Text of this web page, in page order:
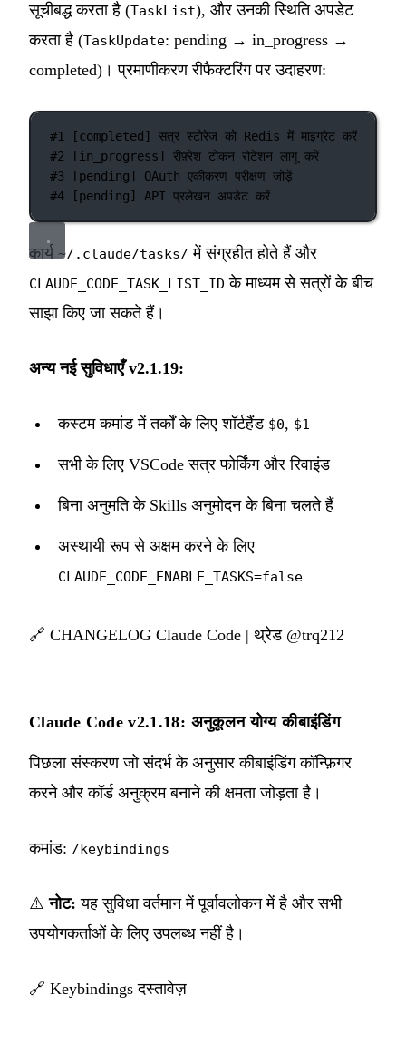
सूचीबद्ध करता है (TaskList), और उनकी स्थिति अपडेट
करता है (TaskUpdate: pending → in_progress →
completed)। प्रमाणीकरण रीफैक्टरिंग पर उदाहरण:
#1 [completed] सत्र स्टोरेज को Redis में माइग्रेट करें
#2 [in_progress] रीफ़्रेश टोकन रोटेशन लागू करें
#3 [pending] OAuth एकीकरण परीक्षण जोड़ें
#4 [pending] API प्रलेखन अपडेट करें
कार्य ~/.claude/tasks/ में संग्रहीत होते हैं और
CLAUDE_CODE_TASK_LIST_ID के माध्यम से सत्रों के बीच
साझा किए जा सकते हैं।
अन्य नई सुविधाएँ v2.1.19:
कस्टम कमांड में तर्कों के लिए शॉर्टहैंड $0, $1
सभी के लिए VSCode सत्र फोर्किंग और रिवाइंड
बिना अनुमति के Skills अनुमोदन के बिना चलते हैं
अस्थायी रूप से अक्षम करने के लिए
CLAUDE_CODE_ENABLE_TASKS=false
🔗 CHANGELOG Claude Code | थ्रेड @trq212
Claude Code v2.1.18: अनुकूलन योग्य कीबाइंडिंग
पिछला संस्करण जो संदर्भ के अनुसार कीबाइंडिंग कॉन्फ़िगर
करने और कॉर्ड अनुक्रम बनाने की क्षमता जोड़ता है।
कमांड: /keybindings
⚠️नोट: यह सुविधा वर्तमान में पूर्वावलोकन में है और सभी
उपयोगकर्ताओं के लिए उपलब्ध नहीं है।
🔗 Keybindings दस्तावेज़